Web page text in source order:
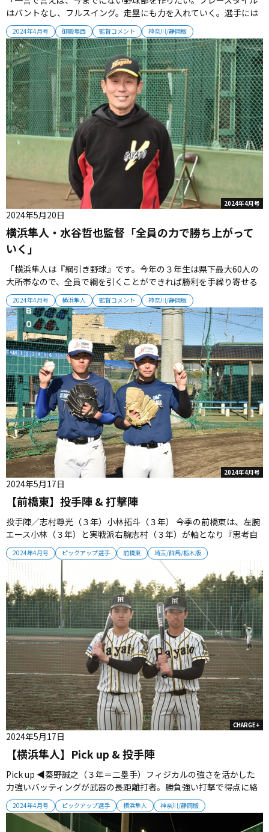
2024年4月号 御殿場西 監督コメント 神奈川/静岡版
はバントなし、フルスイング。走塁にも力を入れていく。選手には
『チームの勝ち負けよりも、まず自分が対ピッチャーとの勝負に勝
てるように』と伝えている。それが１番から９番までできたら、試
合は絶対に勝てると思っている。人生を豊かにできる3年間にして、
最終的には全員が上...
2024年4月号
2024年4月号 横浜隼人 監督コメント 神奈川/静岡版
横浜隼人・水谷哲也監督「全員の力で勝ち上がって
いく」
2024年5月20日
「横浜隼人は『綱引き野球』です。今年の３年生は県下最大60人の
大所帯なので、全員で綱を引くことができれば勝利を手繰り寄せる
ことができます。レギュラー、控えも同じ隼人の選手。全員の力で
勝ち上がっていきたいと思います」 監督プロフィール1964年徳島県
生まれ。徳島市立−国士舘大。国士舘高コーチを経て、1991年に横
浜隼人監...
2024年4月号
2024年4月号 ピックアップ選手 前橋東 埼玉/群馬/栃木版
【前橋東】投手陣 & 打撃陣
2024年5月17日
投手陣／志村尊光（３年）小林拓斗（３年） 今季の前橋東は、左腕
エース小林（３年）と実戦派右腕志村（３年）が軸となり『思考自
走野球』を実践していく 打撃陣山口龍之介主将（３年＝遊撃手）／
兼松直太郎（３年＝左翼手）／栁岡脩雅（３年＝中堅手） シャープ
な打撃をみせる山口主将、柳岡がチャンスメークし主砲・兼松が４
番の役割を果た...
CHARGE+
2024年4月号 ピックアップ選手 横浜隼人 神奈川/静岡版
【横浜隼人】Pick up & 投手陣
2024年5月17日
Pick up ◀︎秦野誠之（３年＝二塁手）フィジカルの強さを活かした
力強いバッティングが武器の長距離打者。勝負強い打撃で得点に絡
む ▶︎岩城匠海（３年＝遊撃手）今季の横浜隼人の攻守の要。低く鋭
い打球で野手間を抜き、チームにモメンタムをもたらす 投手陣 佐藤
佑羽（３年）／清水駿斗（３年）／沼...